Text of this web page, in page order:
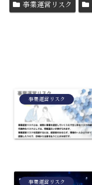
事業運営リスク
事業運営リスク
事業運営リスク